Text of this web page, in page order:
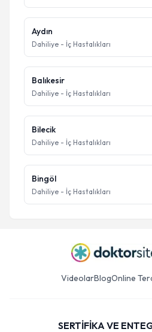
Aydın
Dahiliye - İç Hastalıkları
Balıkesir
Dahiliye - İç Hastalıkları
Bilecik
Dahiliye - İç Hastalıkları
Bingöl
Dahiliye - İç Hastalıkları
VideolarBlogOnline
SERTİFİKA VE